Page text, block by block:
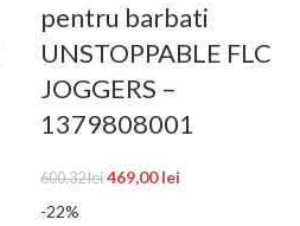
pentru barbati
UNSTOPPABLE FLC
JOGGERS –
1379808001
600,32lei 469,00lei
-22%